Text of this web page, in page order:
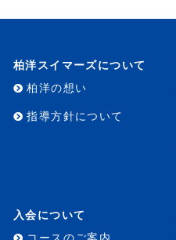
柏洋スイマーズについて
柏洋の想い
指導方針について
入会について
コースのご案内